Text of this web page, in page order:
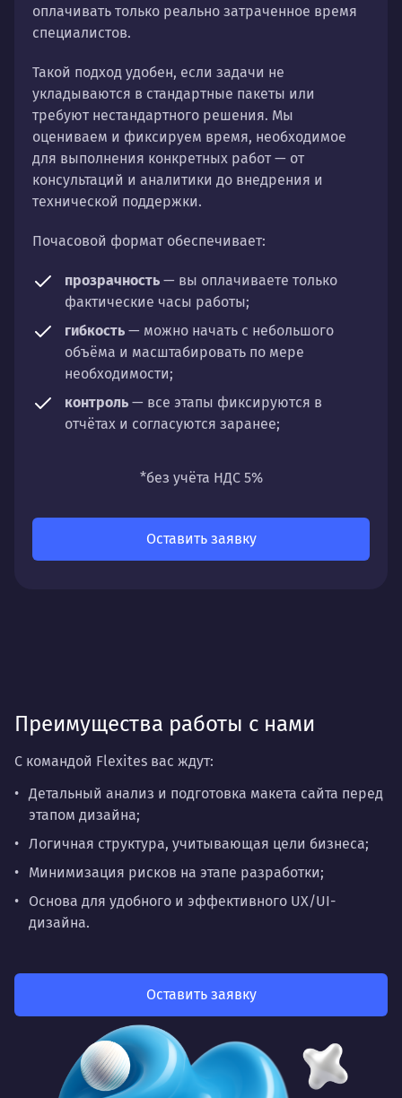
оплачивать только реально затраченное время
специалистов.
Такой подход удобен, если задачи не
укладываются в стандартные пакеты или
требуют нестандартного решения. Мы
оцениваем и фиксируем время, необходимое
для выполнения конкретных работ — от
консультаций и аналитики до внедрения и
технической поддержки.
Почасовой формат обеспечивает:
прозрачность — вы оплачиваете только
фактические часы работы;
гибкость — можно начать с небольшого
объёма и масштабировать по мере
необходимости;
контроль — все этапы фиксируются в
отчётах и согласуются заранее;
направлений: стратегии, настройки,
*без учёта НДС 5%
Оставить заявку
Преимущества работы с нами
С командой Flexites вас ждут:
Детальный анализ и подготовка макета сайта перед
этапом дизайна;
Логичная структура, учитывающая цели бизнеса;
Минимизация рисков на этапе разработки;
Основа для удобного и эффективного UX/UI-
дизайна.
Оставить заявку